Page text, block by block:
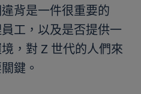
背是一件很重要的
工，以及是否提供一
，對 Z 世代的人們來
鍵。